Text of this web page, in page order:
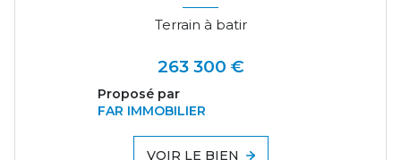
Terrain à batir
263 300 €
Proposé par
FAR IMMOBILIER
VOIR LE BIEN